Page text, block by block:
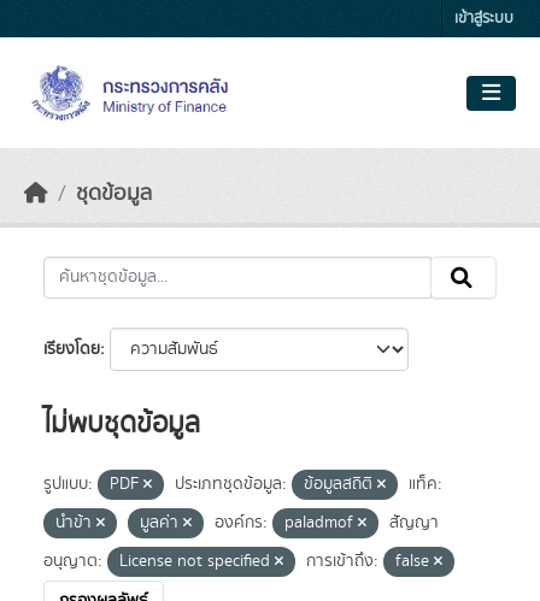
เข้าสู่ระบบ
ชุดข้อมูล
เรียงโดย
ไม่พบชุดข้อมูล
รูปแบบ: PDF ประเภทชุดข้อมูล: ข้อมูลสถิติ
แท็ค:
นำข้า
มูลค่า องค์กร: paladmof
สัญญา
อนุญาต:
License not specified การเข้าถึง:
false